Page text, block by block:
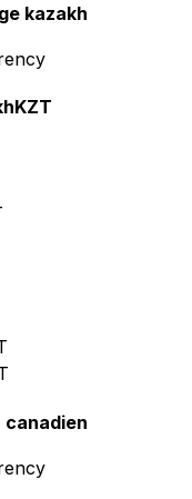
kazakh
KZT
canadien